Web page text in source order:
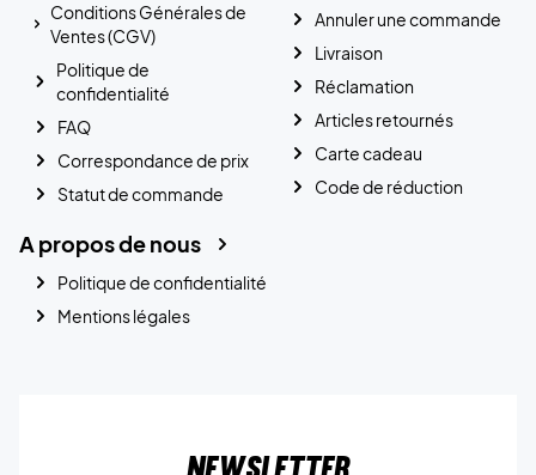
Conditions Générales de
Ventes (CGV)
Politique de
confidentialité
FAQ
Correspondance de prix
Statut de commande
Annuler une commande
Livraison
Réclamation
Articles retournés
Carte cadeau
Code de réduction
A propos de nous
Politique de confidentialité
Mentions légales